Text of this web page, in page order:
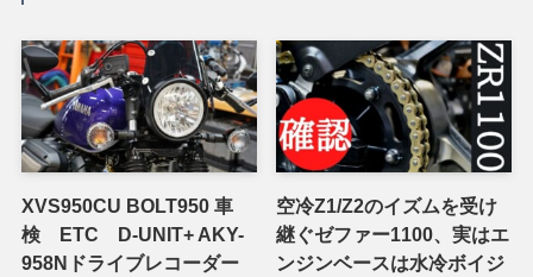
XVS950CU BOLT950 車
検 ETC D-UNIT+ AKY-
958Nドライブレコーダー
空冷Z1/Z2のイズムを受け
継ぐゼファー1100、実はエ
ンジンベースは水冷ボイジ